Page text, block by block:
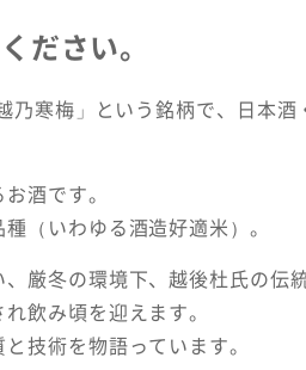
ださい。
寒梅」という銘柄で、日本
酒です。
（いわゆる酒造好適米）。
厳冬の環境下、越後杜氏の伝
飲み頃を迎えます。
技術を物語っています。